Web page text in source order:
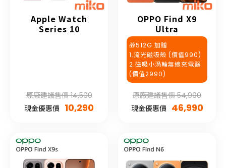
Apple Watch
Series 10
原廠建議售價 14,500
現金優惠價 10,290
OPPO Find X9
Ultra
🎁512G 加贈
1.流光磁吸殼 (價值990)
2.磁吸小渦輪無線充電器
(價值2990)
原廠建議售價 54,990
現金優惠價 46,990